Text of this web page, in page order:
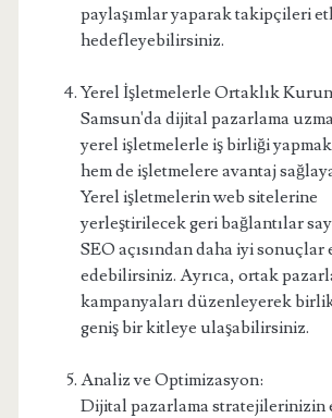
paylaşımlar yaparak takipçileri
hedefleyebilirsiniz.
Yerel İşletmelerle Ortaklık
Samsun'da dijital pazarlama
yerel işletmelerle iş birliği
hem de işletmelere avantaj
Yerel işletmelerin web sitelerine
yerleştirilecek geri bağlantılar
SEO açısından daha iyi sonuçlar
edebilirsiniz. Ayrıca, ortak
kampanyaları düzenleyerek
geniş bir kitleye ulaşabilirsiniz.
Analiz ve Optimizasyon:
Dijital pazarlama stratejilerinizin